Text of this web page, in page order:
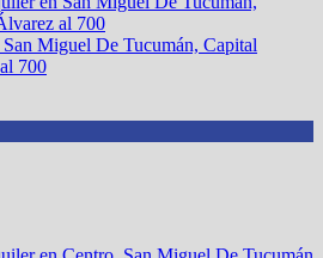
Miguel De Tucumán, Capital
700